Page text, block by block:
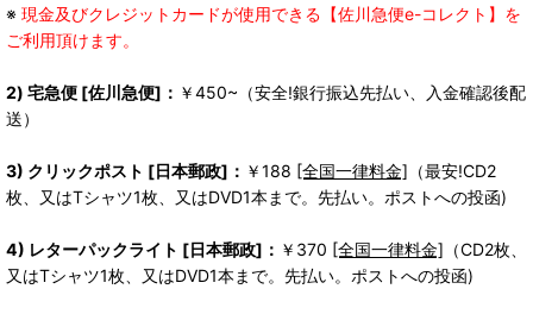
※ 現金及びクレジットカードが使用できる【佐川急便e-コレクト】を
ご利用頂けます。
2) 宅急便 [佐川急便]： ￥450~（安全!銀行振込先払い、入金確認後配
送）
3) クリックポスト [日本郵政]： ￥188 [全国一律料金] （最安!CD2
枚、又はTシャツ1枚、又はDVD1本まで。先払い。ポストへの投函)
4) レターパックライト [日本郵政]： ￥370 [全国一律料金] （CD2枚、
又はTシャツ1枚、又はDVD1本まで。先払い。ポストへの投函)